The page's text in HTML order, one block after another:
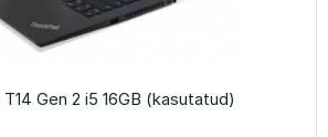
Gen 2 i5 16GB (kasutatud)